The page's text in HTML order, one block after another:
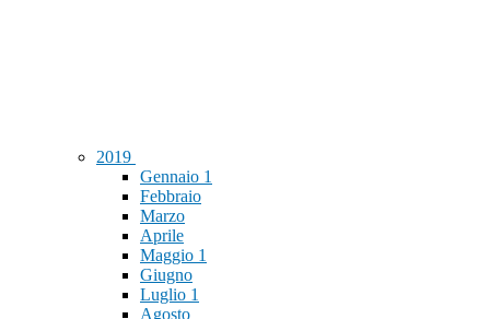
2019
Gennaio 1
Febbraio
Marzo
Aprile
Maggio 1
Giugno
Luglio 1
Agosto